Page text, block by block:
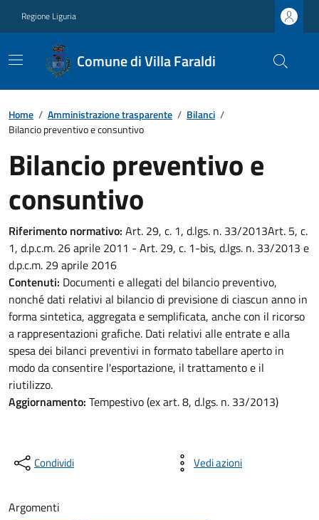
Regione Liguria
Comune di Villa Faraldi
Home / Amministrazione trasparente / Bilanci /
Bilancio preventivo e consuntivo
Bilancio preventivo e
consuntivo
Riferimento normativo: Art. 29, c. 1, d.lgs. n. 33/2013Art. 5, c.
1, d.p.c.m. 26 aprile 2011 - Art. 29, c. 1-bis, d.lgs. n. 33/2013 e
d.p.c.m. 29 aprile 2016
Contenuti: Documenti e allegati del bilancio preventivo,
nonché dati relativi al bilancio di previsione di ciascun anno in
forma sintetica, aggregata e semplificata, anche con il ricorso
a rappresentazioni grafiche. Dati relativi alle entrate e alla
spesa dei bilanci preventivi in formato tabellare aperto in
modo da consentire l'esportazione, il trattamento e il
riutilizzo.
Aggiornamento: Tempestivo (ex art. 8, d.lgs. n. 33/2013)
Condividi Vedi azioni
Argomenti